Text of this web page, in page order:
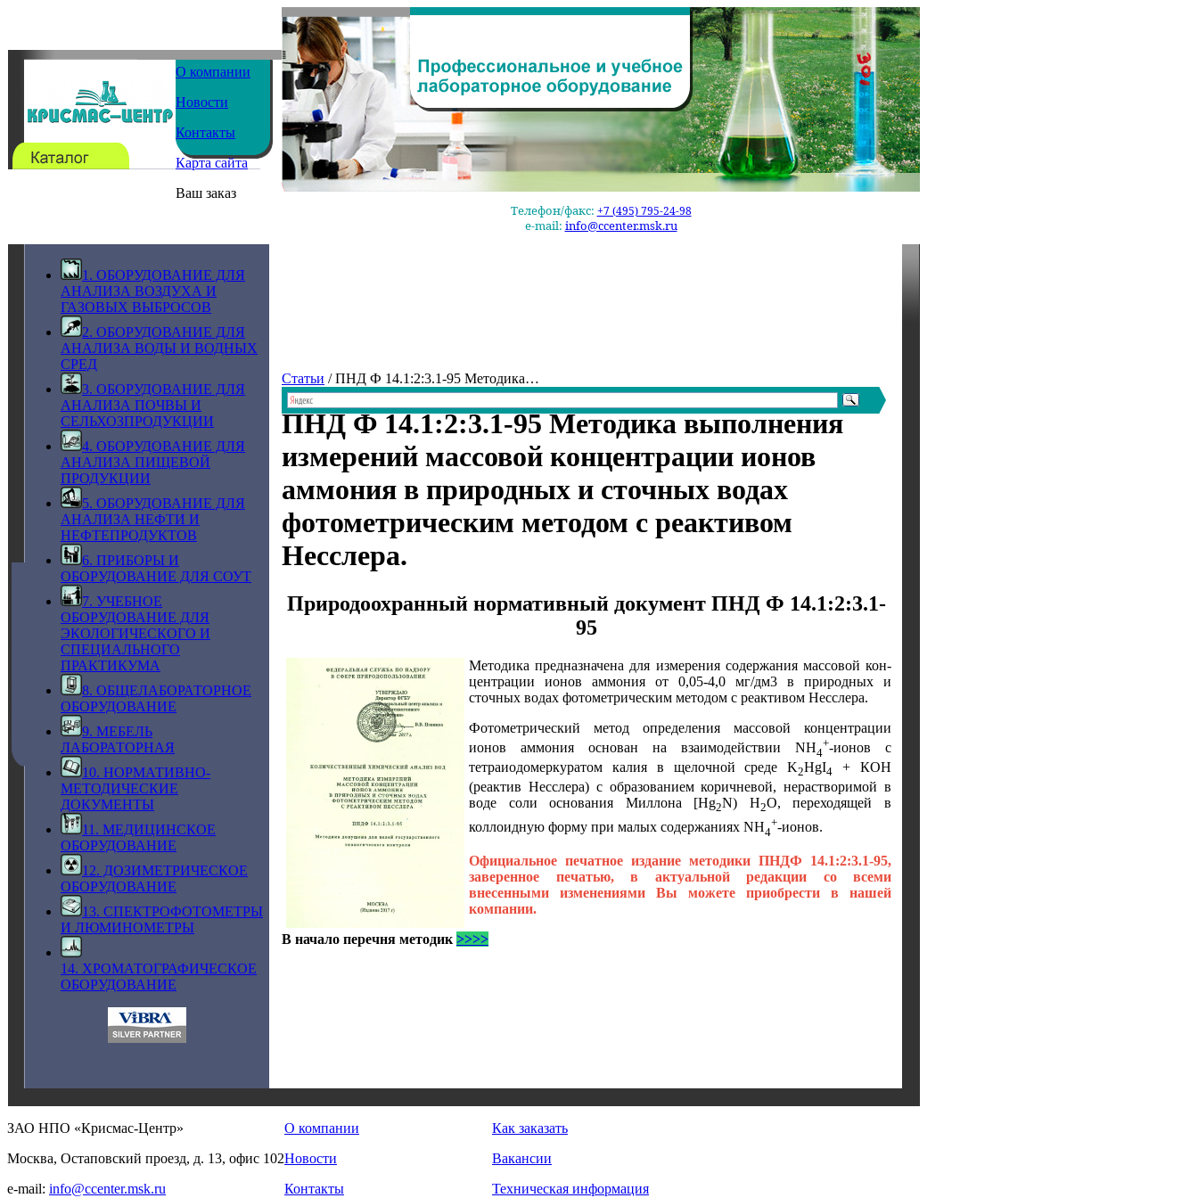
О компании
Новости
Контакты
Карта сайта
Ваш заказ
Телефон/факс: +7 (495) 795-24-98
e-mail: info@ccenter.msk.ru
1. ОБОРУДОВАНИЕ ДЛЯ
АНАЛИЗА ВОЗДУХА И
ГАЗОВЫХ ВЫБРОСОВ
2. ОБОРУДОВАНИЕ ДЛЯ
АНАЛИЗА ВОДЫ И ВОДНЫХ
СРЕД
3. ОБОРУДОВАНИЕ ДЛЯ
АНАЛИЗА ПОЧВЫ И
СЕЛЬХОЗПРОДУКЦИИ
4. ОБОРУДОВАНИЕ ДЛЯ
АНАЛИЗА ПИЩЕВОЙ
ПРОДУКЦИИ
5. ОБОРУДОВАНИЕ ДЛЯ
АНАЛИЗА НЕФТИ И
НЕФТЕПРОДУКТОВ
6. ПРИБОРЫ И
ОБОРУДОВАНИЕ ДЛЯ СОУТ
7. УЧЕБНОЕ
ОБОРУДОВАНИЕ ДЛЯ
ЭКОЛОГИЧЕСКОГО И
СПЕЦИАЛЬНОГО
ПРАКТИКУМА
8. ОБЩЕЛАБОРАТОРНОЕ
ОБОРУДОВАНИЕ
9. МЕБЕЛЬ
ЛАБОРАТОРНАЯ
10. НОРМАТИВНО-
МЕТОДИЧЕСКИЕ
ДОКУМЕНТЫ
11. МЕДИЦИНСКОЕ
ОБОРУДОВАНИЕ
12. ДОЗИМЕТРИЧЕСКОЕ
ОБОРУДОВАНИЕ
13. СПЕКТРОФОТОМЕТРЫ
И ЛЮМИНОМЕТРЫ
14. ХРОМАТОГРАФИЧЕСКОЕ
ОБОРУДОВАНИЕ
Статьи / ПНД Ф 14.1:2:3.1-95 Методика…
ПНД Ф 14.1:2:3.1-95 Методика выполнения
измерений массовой концентрации ионов
аммония в природных и сточных водах
фотометрическим методом с реактивом
Несслера.
Природоохранный нормативный документ ПНД Ф 14.1:2:3.1-
95
Методика предназначена для измерения содержания массовой кон­
центрации ионов аммония от 0,05-4,0 мг/дм3 в природных и
сточных водах фотометрическим методом с реактивом Несслера.
Фотометрический метод определения массовой концентрации
ионов аммония основан на взаимодействии NH4
+-ионов с
тетраиодомеркуратом калия в щелочной среде K2HgI4 + КОН
(реактив Несслера) с образованием коричневой, нерастворимой в
воде соли основания Миллона [Hg2N) H2O, переходящей в
коллоидную форму при малых содержаниях NH4
+-ионов.
Официальное печатное издание методики ПНДФ 14.1:2:3.1-95,
заверенное печатью, в актуальной редакции со всеми
внесенными изменениями Вы можете приобрести в нашей
компании.
В начало перечня методик >>>>
ЗАО НПО «Крисмас-Центр»
Москва, Остаповский проезд, д. 13, офис 102
e-mail: info@ccenter.msk.ru
О компании
Новости
Контакты
Как заказать
Вакансии
Техническая информация